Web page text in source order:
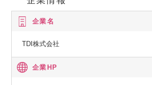
企業名
TDI株式会社
企業HP